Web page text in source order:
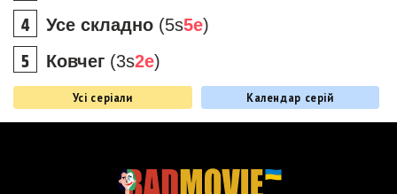
Усе складно (5s5e)
Ковчег (3s2e)
Усі серіали Календар серій